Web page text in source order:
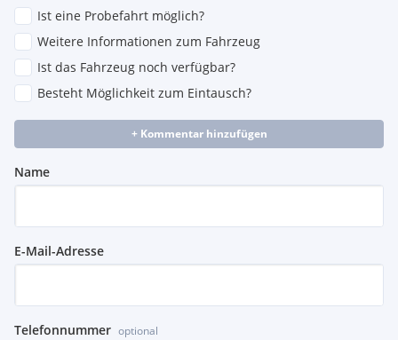
Ist eine Probefahrt möglich?
Weitere Informationen zum Fahrzeug
Ist das Fahrzeug noch verfügbar?
Besteht Möglichkeit zum Eintausch?
+ Kommentar hinzufügen
Name
E-Mail-Adresse
Telefonnummer optional